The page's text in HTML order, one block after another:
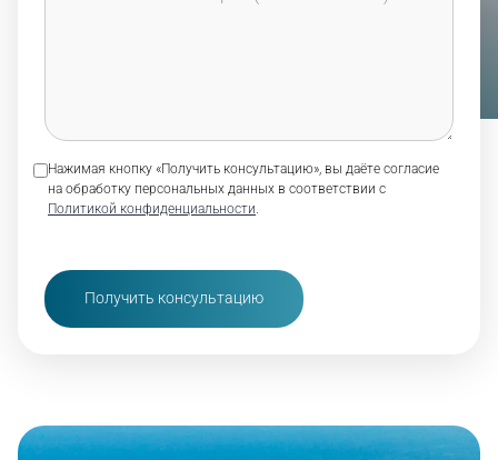
Нажимая кнопку «Получить консультацию», вы даёте согласие
на обработку персональных данных в соответствии с
Политикой конфиденциальности.